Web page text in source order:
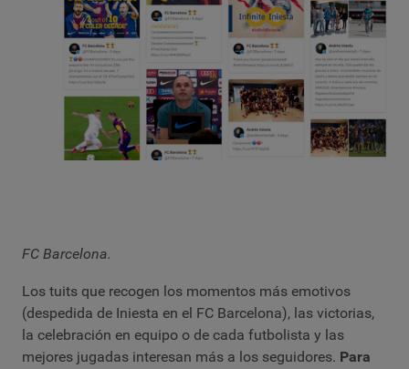
FC Barcelona.
Los tuits que recogen los momentos más emotivos
(despedida de Iniesta en el FC Barcelona), las victorias,
la celebración en equipo o de cada futbolista y las
mejores jugadas interesan más a los seguidores. Para